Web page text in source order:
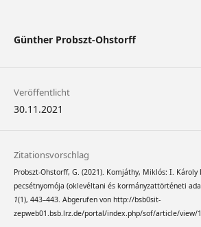
Günther Probszt-Ohstorff
Veröffentlicht
30.11.2021
Zitationsvorschlag
Probszt-Ohstorff, G. (2021). Komjáthy, Miklós: I.
pecsétnyomója (oklevéltani és kormányzattörténeti
1(1), 443–443. Abgerufen von http://bsb0sit-
zepweb01.bsb.lrz.de/portal/index.php/sof/article/view/